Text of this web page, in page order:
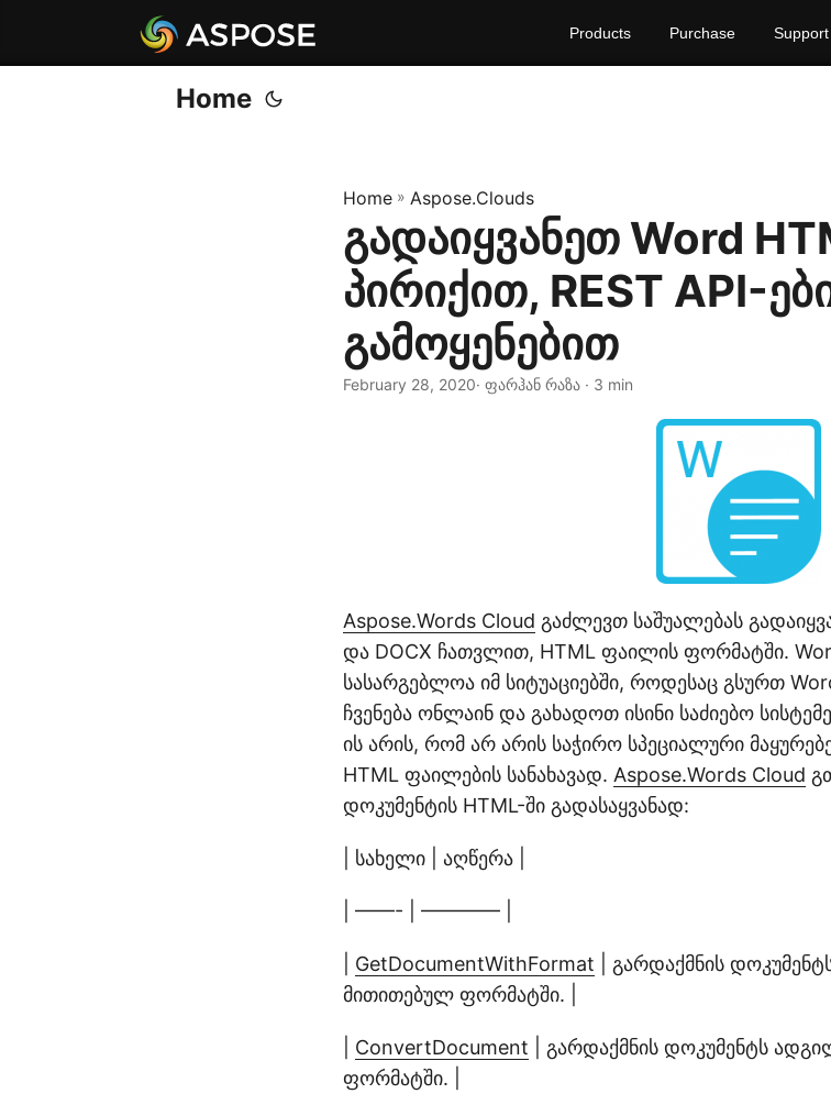
Products Purchase Support
Home
Home » Aspose.Clouds
გადაიყვანეთ Word
პირიქით, REST API-
გამოყენებით
February 28, 2020· ფარჰან რაზა · 3 min
Aspose.Words Cloud გაძლევთ საშუალებას
და DOCX ჩათვლით, HTML ფაილის ფორმატში.
სასარგებლოა იმ სიტუაციებში, როდესაც გსურთ
ჩვენება ონლაინ და გახადოთ ისინი საძიებო
ის არის, რომ არ არის საჭირო სპეციალური
HTML ფაილების სანახავად. Aspose.Words Cloud
დოკუმენტის HTML-ში გადასაყვანად:
| სახელი | აღწერა |
| ——- | ———— |
GetDocumentWithFormat | გარდაქმნის
მითითებულ ფორმატში. |
ConvertDocument | გარდაქმნის დოკუმენტს
ფორმატში. |